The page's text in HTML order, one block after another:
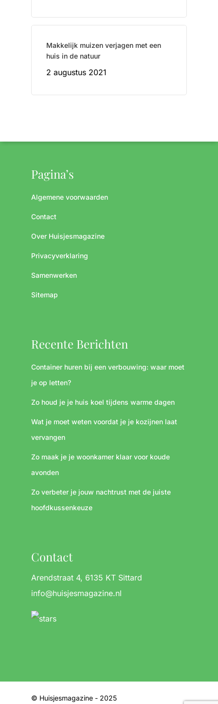
Makkelijk muizen verjagen met een
huis in de natuur
2 augustus 2021
Pagina’s
Algemene voorwaarden
Contact
Over Huisjesmagazine
Privacyverklaring
Samenwerken
Sitemap
Recente Berichten
Container huren bij een verbouwing: waar moet
je op letten?
Zo houd je je huis koel tijdens warme dagen
Wat je moet weten voordat je je kozijnen laat
vervangen
Zo maak je je woonkamer klaar voor koude
avonden
Zo verbeter je jouw nachtrust met de juiste
hoofdkussenkeuze
Contact
Arendstraat 4, 6135 KT Sittard
info@huisjesmagazine.nl
© Huisjesmagazine - 2025